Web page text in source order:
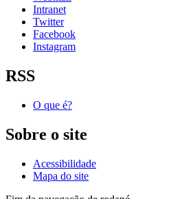
Intranet
Twitter
Facebook
Instagram
RSS
O que é?
Sobre o site
Acessibilidade
Mapa do site